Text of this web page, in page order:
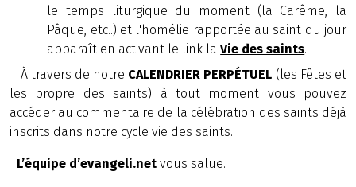
le temps liturgique du moment (la Carême, la
Pâque, etc..) et l'homélie rapportée au saint du jour
apparaît en activant le link laVie des saints.
À travers de notre CALENDRIER PERPÉTUEL (les Fêtes et
les propre des saints) à tout moment vous pouvez
accéder au commentaire de la célébration des saints déjà
inscrits dans notre cycle vie des saints.
L’équipe d’evangeli.net vous salue.